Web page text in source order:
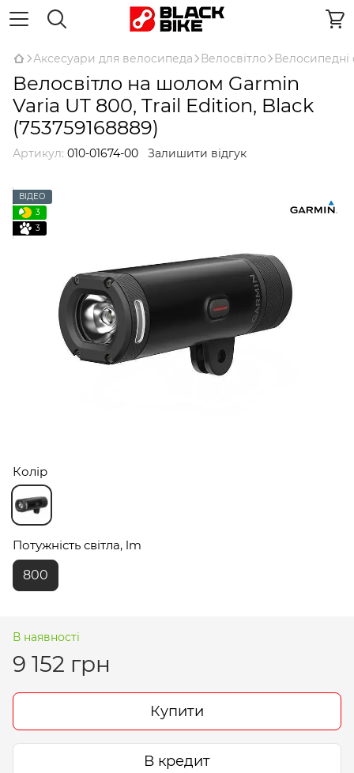
Аксесуари для велосипеда Велосвітло
Велосвітло на шолом Garmin
Varia UT 800, Trail Edition, Black
(753759168889)
Артикул: 010-01674-00 Залишити відгук
ВІДЕО
3
3
Колір
Потужність світла, lm
800
В наявності
9 152 грн
Купити
В кредит